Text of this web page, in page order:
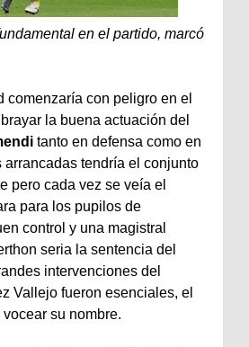
en el partido, marcó
comenzaría con peligro en el
la buena actuación del
tanto en defensa como en
arrancadas tendría el conjunto
pero cada vez se veía el
para los pupilos de
control y una magistral
seria la sentencia del
intervenciones del
Vallejo fueron esenciales, el
su nombre.